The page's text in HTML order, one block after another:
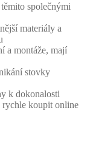
společnými
materiály a
a montáže, mají
stovky
k dokonalosti
koupit online